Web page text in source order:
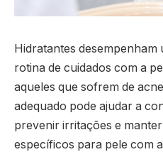
Hidratantes desempenham
rotina de cuidados com a
aqueles que sofrem de
adequado pode ajudar a
prevenir irritações e
específicos para pele com